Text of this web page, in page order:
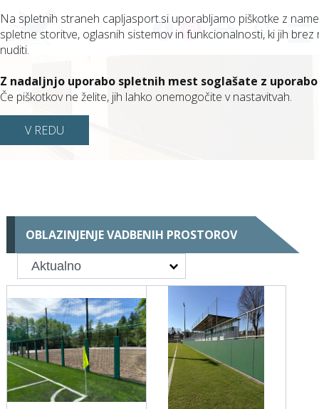
(0)
OBLAZINJENJE VADBENIH PROSTOROV
Na spletnih straneh capljasport.si uporabljamo piškotke z
spletne storitve, oglasnih sistemov in funkcionalnosti, ki jih brez
nuditi.
Z nadaljnjo uporabo spletnih mest soglašate z
Če piškotkov ne želite, jih lahko onemogočite v nastavitvah.
V REDU